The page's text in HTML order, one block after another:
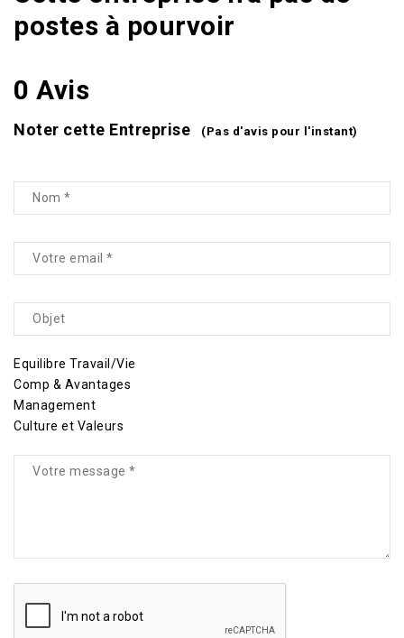
postes à pourvoir
0 Avis
Noter cette Entreprise (Pas d'avis pour l'instant)
Equilibre Travail/Vie
Comp & Avantages
Management
Culture et Valeurs